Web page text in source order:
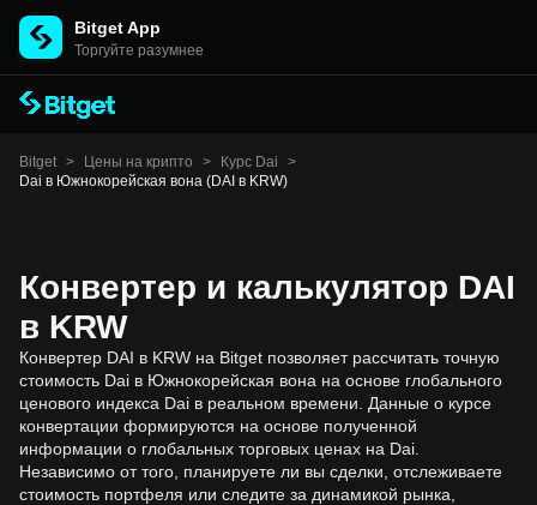
Bitget App
Торгуйте разумнее
Bitget > Цены на крипто > Курс Dai
>
Dai в Южнокорейская вона (DAI в KRW)
Конвертер и калькулятор DAI
в KRW
Конвертер DAI в KRW на Bitget позволяет рассчитать точную
стоимость Dai в Южнокорейская вона на основе глобального
ценового индекса Dai в реальном времени. Данные о курсе
конвертации формируются на основе полученной
информации о глобальных торговых ценах на Dai.
Независимо от того, планируете ли вы сделки, отслеживаете
стоимость портфеля или следите за динамикой рынка,